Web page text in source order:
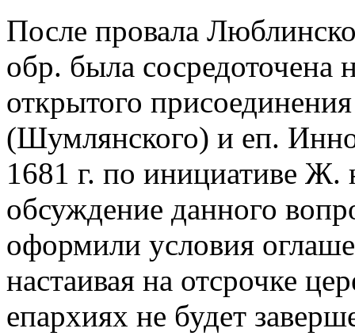
После провала
обр. была сосредоточена
открытого
(Шумлянского) и еп.
1681 г. по инициативе Ж.
обсуждение данного
оформили условия
настаивая на отсрочке
епархиях не будет